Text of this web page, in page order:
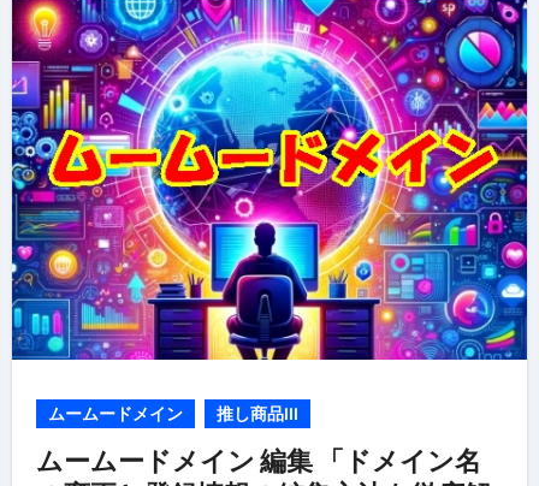
ムームードメイン 推し商品III
ムームードメイン 編集 「ドメイン名